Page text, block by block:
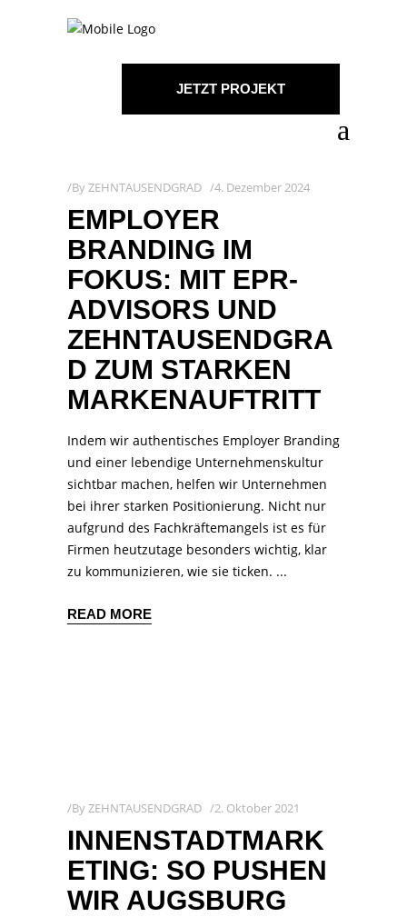
JETZT PROJEKT
ByZEHNTAUSENDGRAD 4. Dezember 2024
EMPLOYER
BRANDING IM
FOKUS: MIT EPR-
ADVISORS UND
ZEHNTAUSENDGRA
D ZUM STARKEN
MARKENAUFTRITT
Indem wir authentisches Employer Branding
und einer lebendige Unternehmenskultur
sichtbar machen, helfen wir Unternehmen
bei ihrer starken Positionierung. Nicht nur
aufgrund des Fachkräftemangels ist es für
Firmen heutzutage besonders wichtig, klar
zu kommunizieren, wie sie ticken.
READ MORE
ByZEHNTAUSENDGRAD 2. Oktober 2021
INNENSTADTMARK
ETING: SO PUSHEN
WIR AUGSBURG